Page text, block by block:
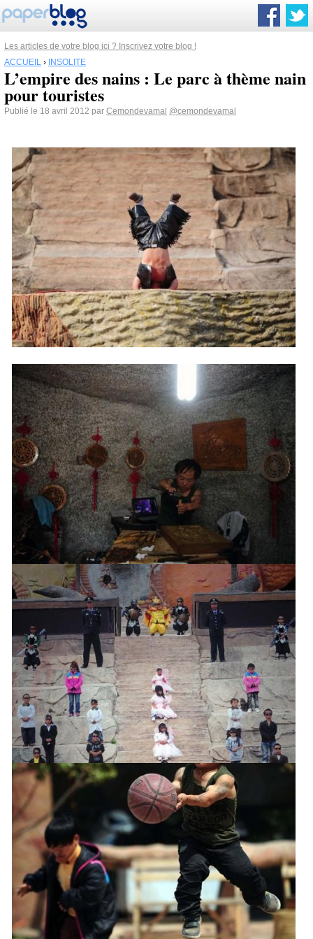
Les articles de votre blog ici ? Inscrivez votre blog !
ACCUEIL › INSOLITE
L’empire des nains : Le parc à thème nain
pour touristes
Publié le 18 avril 2012 par Cemondevamal @cemondevamal